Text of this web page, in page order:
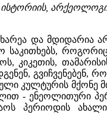
ისტორიის,
და მდიდარია
საკითხებს,
გვიჩვენებენ,
მქონე
- ენეოლითური
პერიოდის